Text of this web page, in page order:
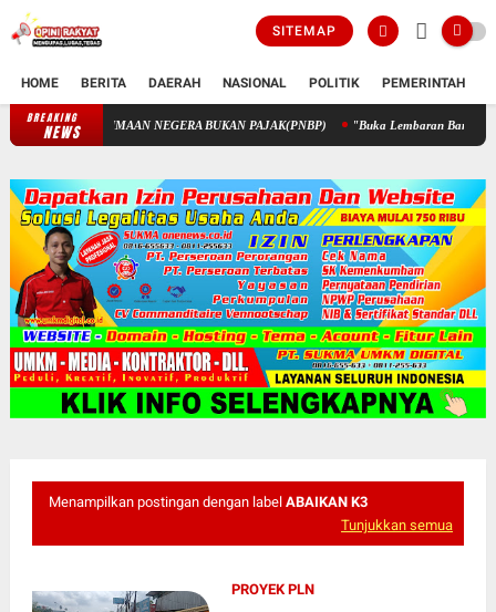
SITEMAP
HOME BERITA DAERAH NASIONAL POLITIK PEMERINTAH
BREAKING
NEWS PENGELOLAAN KEUANGAN STIK MELALUI PENERIMAAN
Menampilkan postingan dengan label ABAIKAN K3
Tunjukkan semua
PROYEK PLN